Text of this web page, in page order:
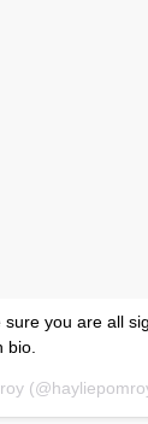
you are all
bio.